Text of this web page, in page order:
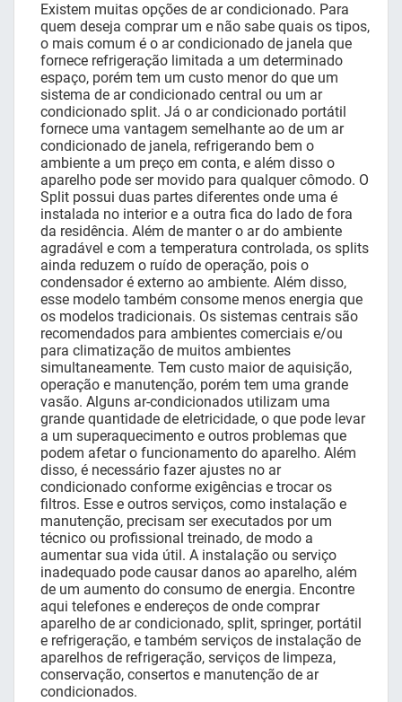
Existem muitas opções de ar condicionado. Para
quem deseja comprar um e não sabe quais os tipos,
o mais comum é o ar condicionado de janela que
fornece refrigeração limitada a um determinado
espaço, porém tem um custo menor do que um
sistema de ar condicionado central ou um ar
condicionado split. Já o ar condicionado portátil
fornece uma vantagem semelhante ao de um ar
condicionado de janela, refrigerando bem o
ambiente a um preço em conta, e além disso o
aparelho pode ser movido para qualquer cômodo. O
Split possui duas partes diferentes onde uma é
instalada no interior e a outra fica do lado de fora
da residência. Além de manter o ar do ambiente
agradável e com a temperatura controlada, os splits
ainda reduzem o ruído de operação, pois o
condensador é externo ao ambiente. Além disso,
esse modelo também consome menos energia que
os modelos tradicionais. Os sistemas centrais são
recomendados para ambientes comerciais e/ou
para climatização de muitos ambientes
simultaneamente. Tem custo maior de aquisição,
operação e manutenção, porém tem uma grande
vasão. Alguns ar-condicionados utilizam uma
grande quantidade de eletricidade, o que pode levar
a um superaquecimento e outros problemas que
podem afetar o funcionamento do aparelho. Além
disso, é necessário fazer ajustes no ar
condicionado conforme exigências e trocar os
filtros. Esse e outros serviços, como instalação e
manutenção, precisam ser executados por um
técnico ou profissional treinado, de modo a
aumentar sua vida útil. A instalação ou serviço
inadequado pode causar danos ao aparelho, além
de um aumento do consumo de energia. Encontre
aqui telefones e endereços de onde comprar
aparelho de ar condicionado, split, springer, portátil
e refrigeração, e também serviços de instalação de
aparelhos de refrigeração, serviços de limpeza,
conservação, consertos e manutenção de ar
condicionados.